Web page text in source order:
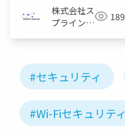
株式会社ス
プライン・
189
#セキュリティ
#Wi-Fiセキュリティ